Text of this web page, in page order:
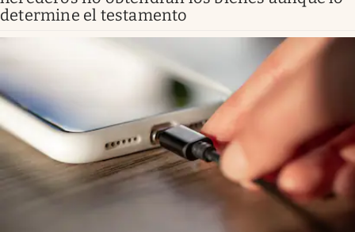
determine el testamento